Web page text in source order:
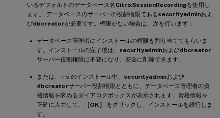
いるデフォルトのデータベース名 CitrixSessionRecordingを使用し
ます。 データベースのサーバーの役割権限であるsecurityadminおよ
びdbcreatorが必要です。権限がない場合は、次を行います：
データベース管理者にインストールの権限を割り当ててもらいま
す。インストールの完了後は、 securityadminおよびdbcreator
サーバー役割権限は不要になり、安全に削除できます。
または、msiのインストール中、 securityadminおよび
dbcreatorサーバー役割権限とともに、データベース管理者の資
格情報を求めるダイアログボックスが表示されます。資格情報を
正確に入力して、
［OK］
をクリックし、インストールを続行しま
す。